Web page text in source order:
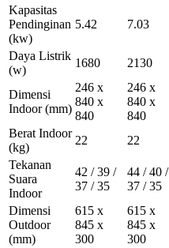
Kapasitas
Pendinginan
(kw)
5.42 7.03
Daya Listrik
(w)
1680 2130
Dimensi
Indoor(mm)
246 x
840 x
840
246 x
840 x
840
Berat Indoor
(kg)
22 22
Tekanan
Suara
Indoor
42 / 39 /
37 / 35
44 / 40 /
37 / 35
Dimensi
Outdoor
(mm)
615 x
845 x
300
615 x
845 x
300